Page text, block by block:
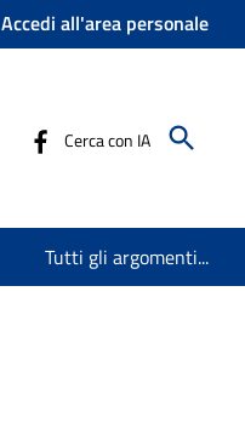
Accedi all'area personale
Cerca con IA
Tutti gli argomenti...